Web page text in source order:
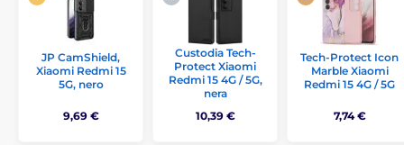
JP CamShield,
Xiaomi Redmi 15
5G, nero
9,69 €
Custodia Tech-
Protect Xiaomi
Redmi 15 4G / 5G,
nera
10,39 €
Tech-Protect Icon
Marble Xiaomi
Redmi 15 4G / 5G
7,74 €